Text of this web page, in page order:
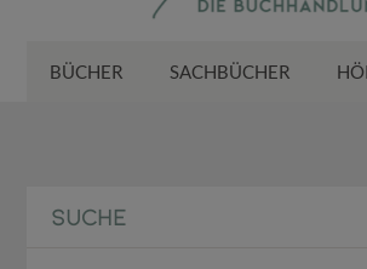
BÜCHER SACHBÜCHER
SUCHE